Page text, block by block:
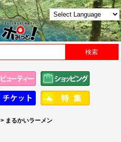
> まるかいラーメン